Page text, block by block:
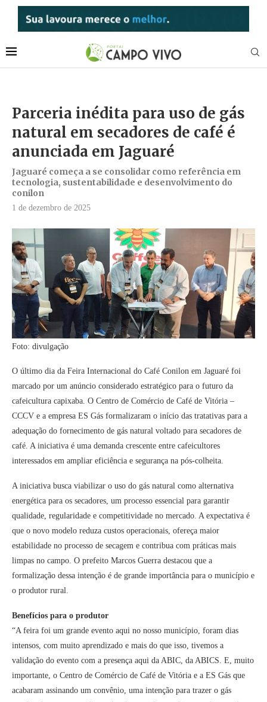
Parceria inédita para uso de gás
natural em secadores de café é
anunciada em Jaguaré
Jaguaré começa a se consolidar como referência em
tecnologia, sustentabilidade e desenvolvimento do
conilon
1 de dezembro de 2025
Foto: divulgação
O último dia da Feira Internacional do Café Conilon em Jaguaré foi
marcado por um anúncio considerado estratégico para o futuro da
cafeicultura capixaba. O Centro de Comércio de Café de Vitória –
CCCV e a empresa ES Gás formalizaram o início das tratativas para a
adequação do fornecimento de gás natural voltado para secadores de
café. A iniciativa é uma demanda crescente entre cafeicultores
interessados em ampliar eficiência e segurança na pós-colheita.
A iniciativa busca viabilizar o uso do gás natural como alternativa
energética para os secadores, um processo essencial para garantir
qualidade, regularidade e competitividade no mercado. A expectativa é
que o novo modelo reduza custos operacionais, ofereça maior
estabilidade no processo de secagem e contribua com práticas mais
limpas no campo. O prefeito Marcos Guerra destacou que a
formalização dessa intenção é de grande importância para o município e
o produtor rural.
Benefícios para o produtor
“A feira foi um grande evento aqui no nosso município, foram dias
intensos, com muito aprendizado e mais do que isso, tivemos a
validação do evento com a presença aqui da ABIC, da ABICS. E, muito
importante, o Centro de Comércio de Café de Vitória e a ES Gás que
acabaram assinando um convênio, uma intenção para trazer o gás